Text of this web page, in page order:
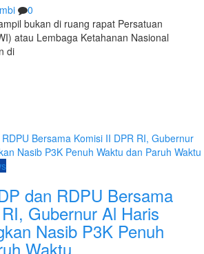
0
bukan di ruang rapat Persatuan
atau Lembaga Ketahanan Nasional
di
dan RDPU Bersama
Gubernur Al Haris
Nasib P3K Penuh
Waktu